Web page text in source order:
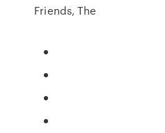
Friends, The